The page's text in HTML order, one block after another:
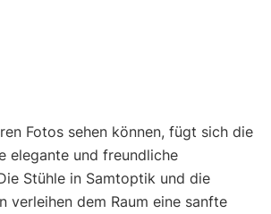
Fotos sehen können, fügt sich die
elegante und freundliche
Stühle in Samtoptik und die
verleihen dem Raum eine sanfte